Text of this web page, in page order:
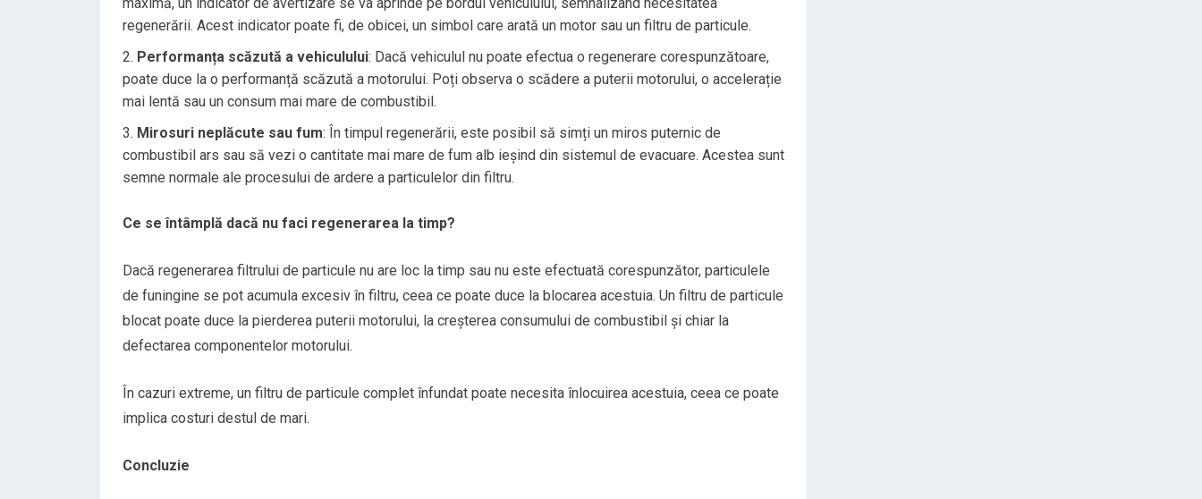
maximă, un indicator de avertizare se va aprinde pe bordul vehiculului, semnalizând necesitatea
regenerării. Acest indicator poate fi, de obicei, un simbol care arată un motor sau un filtru de particule.
Performanța scăzută a vehiculului: Dacă vehiculul nu poate efectua o regenerare corespunzătoare,
poate duce la o performanță scăzută a motorului. Poți observa o scădere a puterii motorului, o accelerație
mai lentă sau un consum mai mare de combustibil.
Mirosuri neplăcute sau fum: În timpul regenerării, este posibil să simți un miros puternic de
combustibil ars sau să vezi o cantitate mai mare de fum alb ieșind din sistemul de evacuare. Acestea sunt
semne normale ale procesului de ardere a particulelor din filtru.
Ce se întâmplă dacă nu faci regenerarea la timp?
Dacă regenerarea filtrului de particule nu are loc la timp sau nu este efectuată corespunzător, particulele
de funingine se pot acumula excesiv în filtru, ceea ce poate duce la blocarea acestuia. Un filtru de particule
blocat poate duce la pierderea puterii motorului, la creșterea consumului de combustibil și chiar la
defectarea componentelor motorului.
În cazuri extreme, un filtru de particule complet înfundat poate necesita înlocuirea acestuia, ceea ce poate
implica costuri destul de mari.
Concluzie